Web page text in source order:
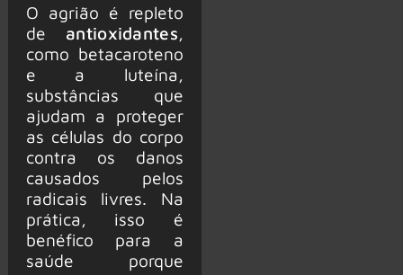
O agrião é repleto
de antioxidantes,
como betacaroteno
e a luteína,
substâncias que
ajudam a proteger
as células do corpo
contra os danos
causados pelos
radicais livres. Na
prática, isso é
benéfico para a
saúde porque